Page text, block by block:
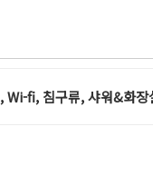
Wi-fi, 침구류, 샤워&화